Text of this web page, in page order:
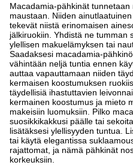
Macadamia-pähkinät
maustaan. Niiden
tekevät niistä erinomaisen
jälkiruokiin. Yhdistä ne tumman
ylellisen makuelämyksen tai
Saadaksesi macadamia-
vähintään neljä tuntia ennen
auttaa vapauttamaan niiden
kermaisen koostumuksen
täydellisiä ihastuttavien
kermainen koostumus ja mieto
makeisiin luomuksiin. Pilko
suosikkikakkusi päälle tai
lisätäksesi ylellisyyden tuntua.
tai käytä elegantissa
rajattomat, ja nämä pähkinät
korkeuksiin.